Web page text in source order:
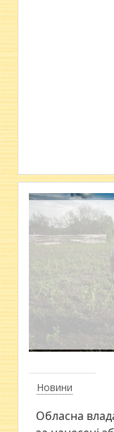
Новини
Обласна